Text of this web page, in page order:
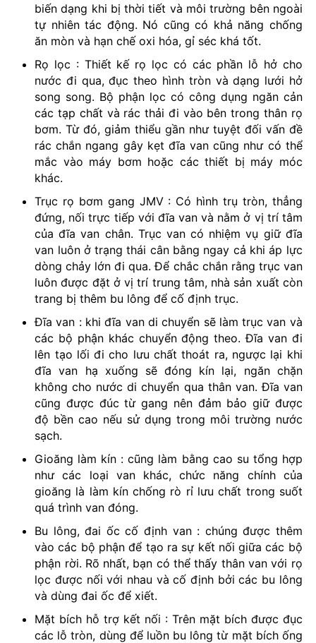
biến dạng khi bị thời tiết và môi trường bên ngoài
tự nhiên tác động. Nó cũng có khả năng chống
ăn mòn và hạn chế oxi hóa, gỉ séc khá tốt.
Rọ lọc : Thiết kế rọ lọc có các phần lỗ hở cho
nước đi qua, đục theo hình tròn và dạng lưới hở
song song. Bộ phận lọc có công dụng ngăn cản
các tạp chất và rác thải đi vào bên trong thân rọ
bơm. Từ đó, giảm thiểu gần như tuyệt đối vấn đề
rác chắn ngang gây kẹt đĩa van cũng như có thể
mắc vào máy bơm hoặc các thiết bị máy móc
khác.
Trục rọ bơm gang JMV : Có hình trụ tròn, thẳng
đứng, nối trực tiếp với đĩa van và nằm ở vị trí tâm
của đĩa van chân. Trục van có nhiệm vụ giữ đĩa
van luôn ở trạng thái cân bằng ngay cả khi áp lực
dòng chảy lớn đi qua. Để chắc chắn rằng trục van
luôn được đặt ở vị trí trung tâm, nhà sản xuất còn
trang bị thêm bu lông để cố định trục.
Đĩa van : khi đĩa van di chuyển sẽ làm trục van và
các bộ phận khác chuyển động theo. Đĩa van đi
lên tạo lối đi cho lưu chất thoát ra, ngược lại khi
đĩa van hạ xuống sẽ đóng kín lại, ngăn chặn
không cho nước di chuyển qua thân van. Đĩa van
cũng được đúc từ gang nên đảm bảo giữ được
độ bền cao nếu sử dụng trong môi trường nước
sạch.
Gioăng làm kín : cũng làm bằng cao su tổng hợp
như các loại van khác, chức năng chính của
gioăng là làm kín chống rò rỉ lưu chất trong suốt
quá trình van đóng.
Bu lông, đai ốc cố định van : chúng được thêm
vào các bộ phận để tạo ra sự kết nối giữa các bộ
phận rời. Rõ nhất, bạn có thể thấy thân van với rọ
lọc được nối với nhau và cố định bởi các bu lông
và dùng đai ốc để xiết.
Mặt bích hỗ trợ kết nối : Trên mặt bích được đục
các lỗ tròn, dùng để luồn bu lông từ mặt bích ống